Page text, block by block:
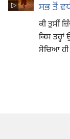
ਸਭ ਤੋਂ
ਕੀ ਤੁਸੀਂ
ਕਿਸ
ਸੋਚਿਆ ਹੀ